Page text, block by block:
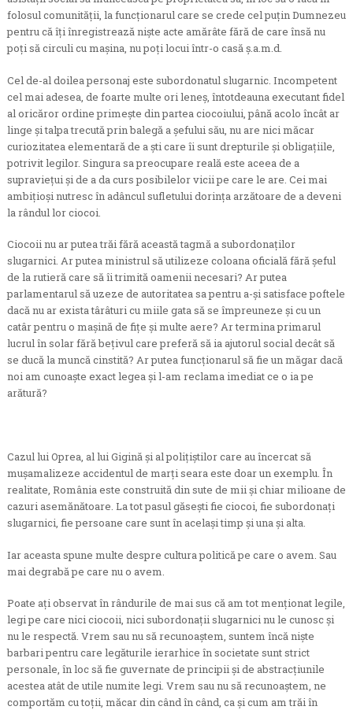
folosul comunităţii, la funcţionarul care se crede cel puţin Dumnezeu
pentru că îţi înregistrează nişte acte amărâte fără de care însă nu
poţi să circuli cu maşina, nu poţi locui într-o casă ş.a.m.d.
Cel de-al doilea personaj este subordonatul slugarnic. Incompetent
cel mai adesea, de foarte multe ori leneş, întotdeauna executant fidel
al oricăror ordine primeşte din partea ciocoiului, până acolo încât ar
linge şi talpa trecută prin balegă a şefului său, nu are nici măcar
curiozitatea elementară de a şti care îi sunt drepturile şi obligaţiile,
potrivit legilor. Singura sa preocupare reală este aceea de a
supravieţui şi de a da curs posibilelor vicii pe care le are. Cei mai
ambiţioşi nutresc în adâncul sufletului dorinţa arzătoare de a deveni
la rândul lor ciocoi.
Ciocoii nu ar putea trăi fără această tagmă a subordonaţilor
slugarnici. Ar putea ministrul să utilizeze coloana oficială fără şeful
de la rutieră care să îi trimită oamenii necesari? Ar putea
parlamentarul să uzeze de autoritatea sa pentru a-şi satisface poftele
dacă nu ar exista târâturi cu miile gata să se împreuneze şi cu un
catâr pentru o maşină de fiţe şi multe aere? Ar termina primarul
lucrul în solar fără beţivul care preferă să ia ajutorul social decât să
se ducă la muncă cinstită? Ar putea funcţionarul să fie un măgar dacă
noi am cunoaşte exact legea şi l-am reclama imediat ce o ia pe
arătură?
Cazul lui Oprea, al lui Gigină şi al poliţiştilor care au încercat să
muşamalizeze accidentul de marţi seara este doar un exemplu. În
realitate, România este construită din sute de mii şi chiar milioane de
cazuri asemănătoare. La tot pasul găseşti fie ciocoi, fie subordonaţi
slugarnici, fie persoane care sunt în acelaşi timp şi una şi alta.
Iar aceasta spune multe despre cultura politică pe care o avem. Sau
mai degrabă pe care nu o avem.
Poate aţi observat în rândurile de mai sus că am tot menţionat legile,
legi pe care nici ciocoii, nici subordonaţii slugarnici nu le cunosc şi
nu le respectă. Vrem sau nu să recunoaştem, suntem încă nişte
barbari pentru care legăturile ierarhice în societate sunt strict
personale, în loc să fie guvernate de principii şi de abstracţiunile
acestea atât de utile numite legi. Vrem sau nu să recunoaştem, ne
comportăm cu toţii, măcar din când în când, ca şi cum am trăi în